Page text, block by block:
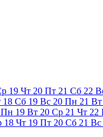
19 Чт 20 Пт 21 Сб 22
18 Сб 19 Вс 20 Пн 21 Вт
Пн 19 Вт 20 Ср 21 Чт 22
18 Чт 19 Пт 20 Сб 21 Вс